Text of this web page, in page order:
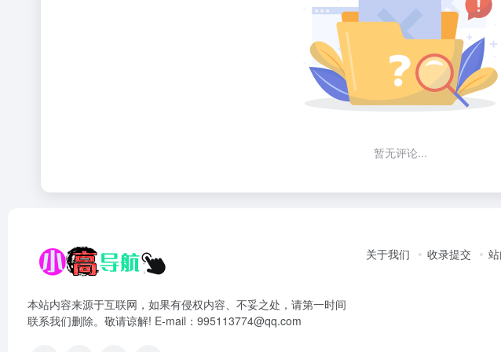
暂无评论...
本站内容来源于互联网，如果有侵权内容、不妥之处，请第一时间
联系我们删除。敬请谅解! E-mail：995113774@qq.com
关于我们 收录提交